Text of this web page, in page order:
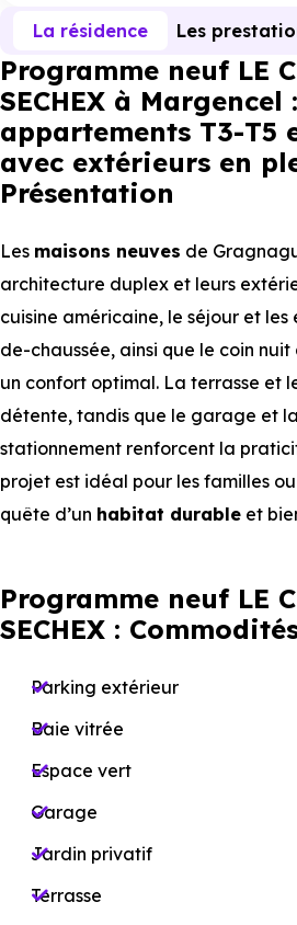
La résidence Les
Programme neuf LE
SECHEX à Margencel :
appartements T3-T5
avec extérieurs en
Présentation
Les maisons neuves de
architecture duplex et leurs
cuisine américaine, le séjour et
de-chaussée, ainsi que le coin
un confort optimal. La terrasse et
détente, tandis que le garage et
stationnement renforcent la
projet est idéal pour les familles ou
quête d’un habitat durable et
Programme neuf LE
SECHEX :
Parking extérieur
Baie vitrée
Espace vert
Garage
Jardin privatif
Terrasse